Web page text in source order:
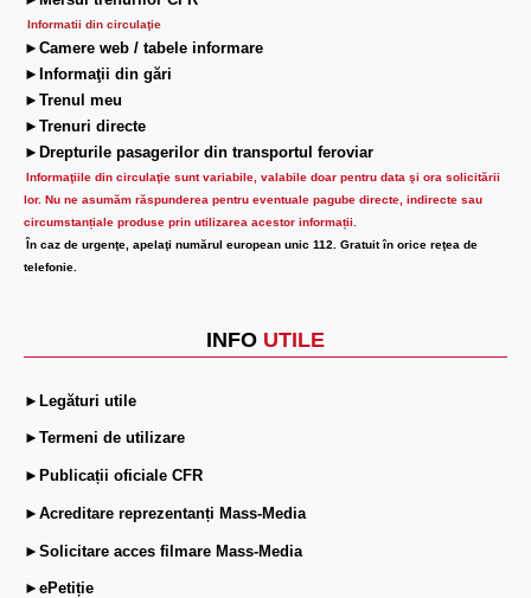
Informatii din circulaţie
►Camere web / tabele informare
►Informaţii din gări
►Trenul meu
►Trenuri directe
►Drepturile pasagerilor din transportul feroviar
Informaţiile din circulaţie sunt variabile, valabile doar pentru data şi ora solicitării
lor. Nu ne asumăm răspunderea pentru eventuale pagube directe, indirecte sau
circumstanțiale produse prin utilizarea acestor informații.
În caz de urgenţe, apelaţi numărul european unic 112. Gratuit în orice reţea de
telefonie.
INFO UTILE
►Legături utile
►Termeni de utilizare
►Publicații oficiale CFR
►Acreditare reprezentanți Mass-Media
►Solicitare acces filmare Mass-Media
►ePetiție